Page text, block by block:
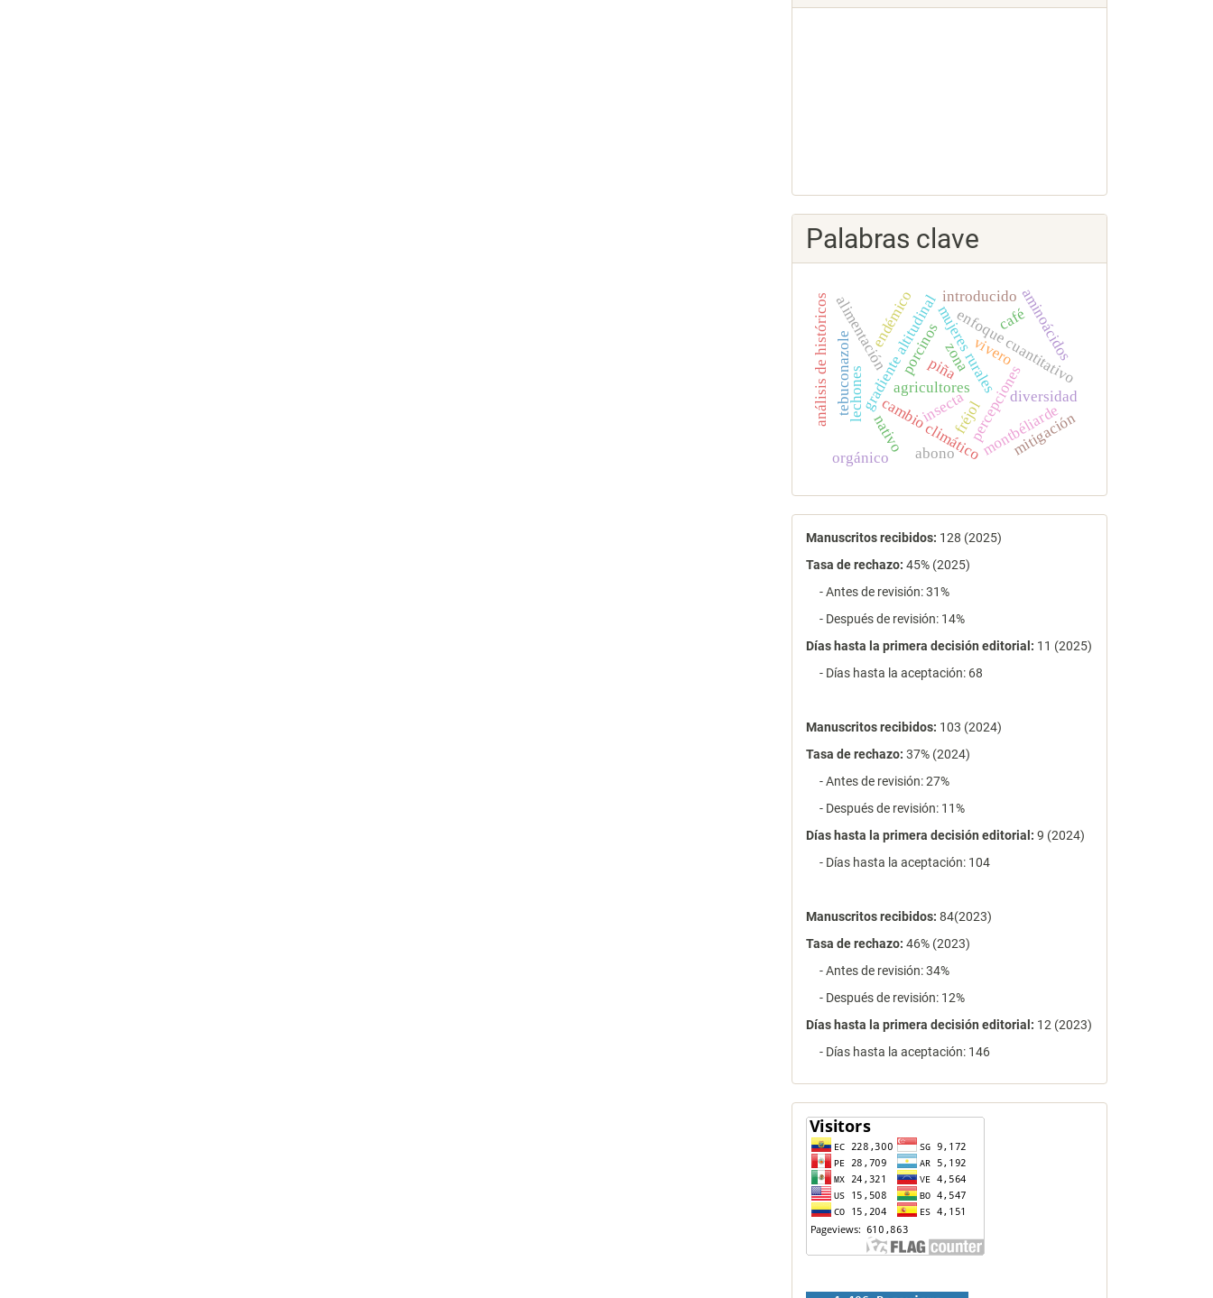
Palabras clave
mujeres rurales
percepciones
cambio climático
gradiente altitudinalenfoque cuantitativo
agricultores
alimentaciónporcinos
lechones
aminoácidos
diversidad
insecta
endémico
nativo
introducido
piña
tebuconazole
análisis de históricos
montbéliarde
mitigación
café
abono
orgánico
vivero
fréjol
zona
estadísticas
Manuscritos recibidos: 128 (2025)
Tasa de rechazo: 45% (2025)
- Antes de revisión: 31%
- Después de revisión: 14%
Días hasta la primera decisión editorial: 11 (2025)
- Días hasta la aceptación: 68
Manuscritos recibidos: 103 (2024)
Tasa de rechazo: 37% (2024)
- Antes de revisión: 27%
- Después de revisión: 11%
Días hasta la primera decisión editorial: 9 (2024)
- Días hasta la aceptación: 104
Manuscritos recibidos: 84(2023)
Tasa de rechazo: 46% (2023)
- Antes de revisión: 34%
- Después de revisión: 12%
Días hasta la primera decisión editorial: 12 (2023)
- Días hasta la aceptación: 146
contador